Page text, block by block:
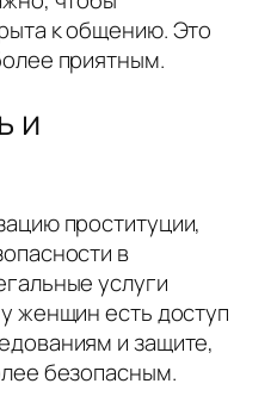
к общению. Это
приятным.
и
проституции,
в
услуги
женщин есть доступ
и защите,
безопасным.